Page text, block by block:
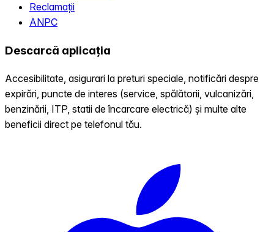
Reclamații
ANPC
Descarcă aplicația
Accesibilitate, asigurari la preturi speciale, notificări despre
expirări, puncte de interes (service, spălătorii, vulcanizări,
benzinării, ITP, statii de încarcare electrică) și multe alte
beneficii direct pe telefonul tău.